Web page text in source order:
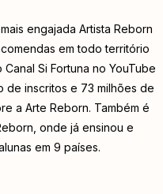
engajada Artista Reborn
em todo território
Si Fortuna no YouTube
de inscritos e 73 milhões de
a Arte Reborn. Também é
onde já ensinou e
em 9 países.